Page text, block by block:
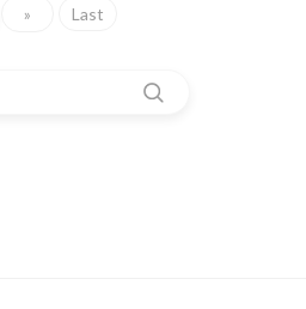
» Last